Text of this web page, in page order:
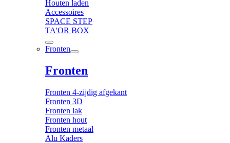
Houten laden
Accessoires
SPACE STEP
TA'OR BOX
Fronten
Fronten
Fronten 4-zijdig afgekant
Fronten 3D
Fronten lak
Fronten hout
Fronten metaal
Alu Kaders